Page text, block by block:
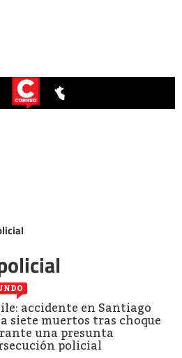
accidente en Santiago
siete muertos tras choque
una presunta
policial